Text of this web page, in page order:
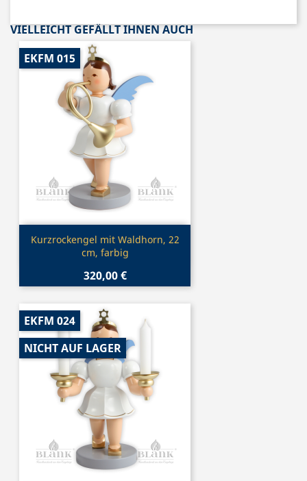
VIELLEICHT GEFÄLLT IHNEN AUCH
Vorschau
Kurzrockengel mit Waldhorn, 22
cm, farbig
320,00 €
EKFM 015
EKFM 024
NICHT AUF LAGER